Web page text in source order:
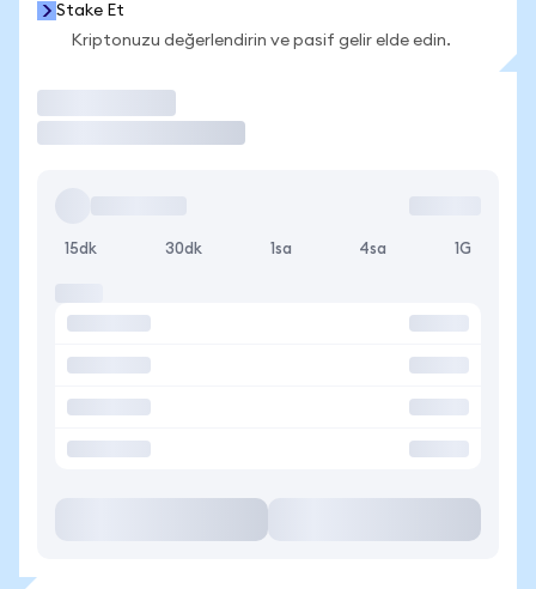
Stake Et
Kriptonuzu değerlendirin ve pasif gelir elde edin.
15dk 30dk 1sa 4sa 1G